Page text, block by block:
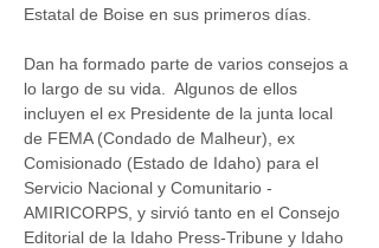
Estatal de Boise en sus primeros días.
Dan ha formado parte de varios consejos a
lo largo de su vida.  Algunos de ellos
incluyen el ex Presidente de la junta local
de FEMA (Condado de Malheur), ex
Comisionado (Estado de Idaho) para el
Servicio Nacional y Comunitario -
AMIRICORPS, y sirvió tanto en el Consejo
Editorial de la Idaho Press-Tribune y Idaho